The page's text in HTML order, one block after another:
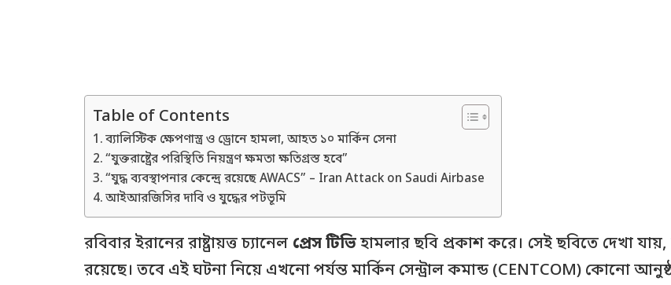
Table of Contents
ব্যালিস্টিক ক্ষেপণাস্ত্র ও ড্রোনে হামলা, আহত ১০ মার্কিন সেনা
“যুক্তরাষ্ট্রের পরিস্থিতি নিয়ন্ত্রণ ক্ষমতা ক্ষতিগ্রস্ত হবে”
“যুদ্ধ ব্যবস্থাপনার কেন্দ্রে রয়েছে AWACS” – Iran Attack on Saudi Airbase
আইআরজিসির দাবি ও যুদ্ধের পটভূমি
রবিবার ইরানের রাষ্ট্রায়ত্ত চ্যানেল প্রেস টিভিহামলার ছবি প্রকাশ করে। সেই ছবিতে দেখা
রয়েছে। তবে এই ঘটনা নিয়ে এখনো পর্যন্ত মার্কিন সেন্ট্রাল কমান্ড (CENTCOM) কোনো